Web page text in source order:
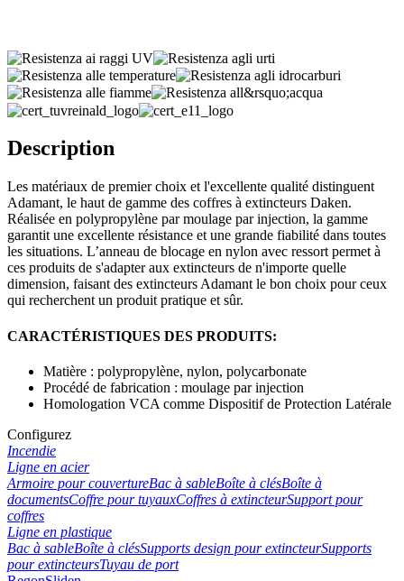
Description
Les matériaux de premier choix et l'excellente qualité distinguent
Adamant, le haut de gamme des coffres à extincteurs Daken.
Réalisée en polypropylène par moulage par injection, la gamme
garantit une excellente résistance et une grande fiabilité dans toutes
les situations. L’anneau de blocage en nylon avec ressort permet à
ces produits de s'adapter aux extincteurs de n'importe quelle
dimension, faisant des extincteurs Adamant le bon choix pour ceux
qui recherchent un produit pratique et sûr.
CARACTÉRISTIQUES DES PRODUITS:
Matière : polypropylène, nylon, polycarbonate
Procédé de fabrication : moulage par injection
Homologation VCA comme Dispositif de Protection Latérale
Configurez
Incendie
Ligne en acier
Armoire pour couvertureBac à sableBoîte à clésBoîte à
documentsCoffre pour tuyauxCoffres à extincteurSupport pour
coffres
Ligne en plastique
Bac à sableBoîte à clésSupports design pour extincteurSupports
pour extincteursTuyau de port